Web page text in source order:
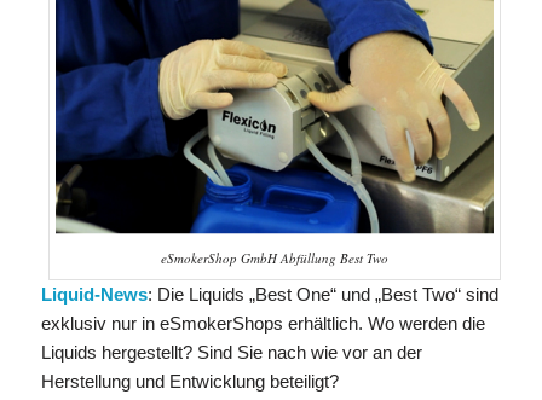
eSmokerShop GmbH Abfüllung Best Two
Liquid-News: Die Liquids „Best One“ und „Best Two“ sind
exklusiv nur in eSmokerShops erhältlich. Wo werden die
Liquids hergestellt? Sind Sie nach wie vor an der
Herstellung und Entwicklung beteiligt?